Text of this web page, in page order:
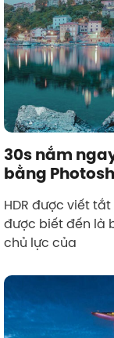
30s nắm
bằng
HDR được viết
được biết đến là
chủ lực của